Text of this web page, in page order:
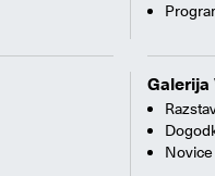
Galerija
Novice